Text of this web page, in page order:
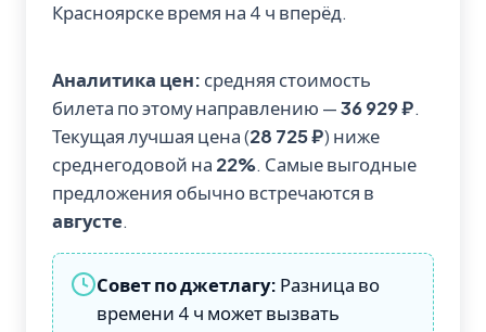
Красноярске время на 4 ч вперёд.
Аналитика цен: средняя стоимость
билета по этому направлению —36 929 ₽.
Текущая лучшая цена (28 725 ₽) ниже
среднегодовой на 22%. Самые выгодные
предложения обычно встречаются в
августе.
Совет по джетлагу: Разница во
времени 4 ч может вызвать